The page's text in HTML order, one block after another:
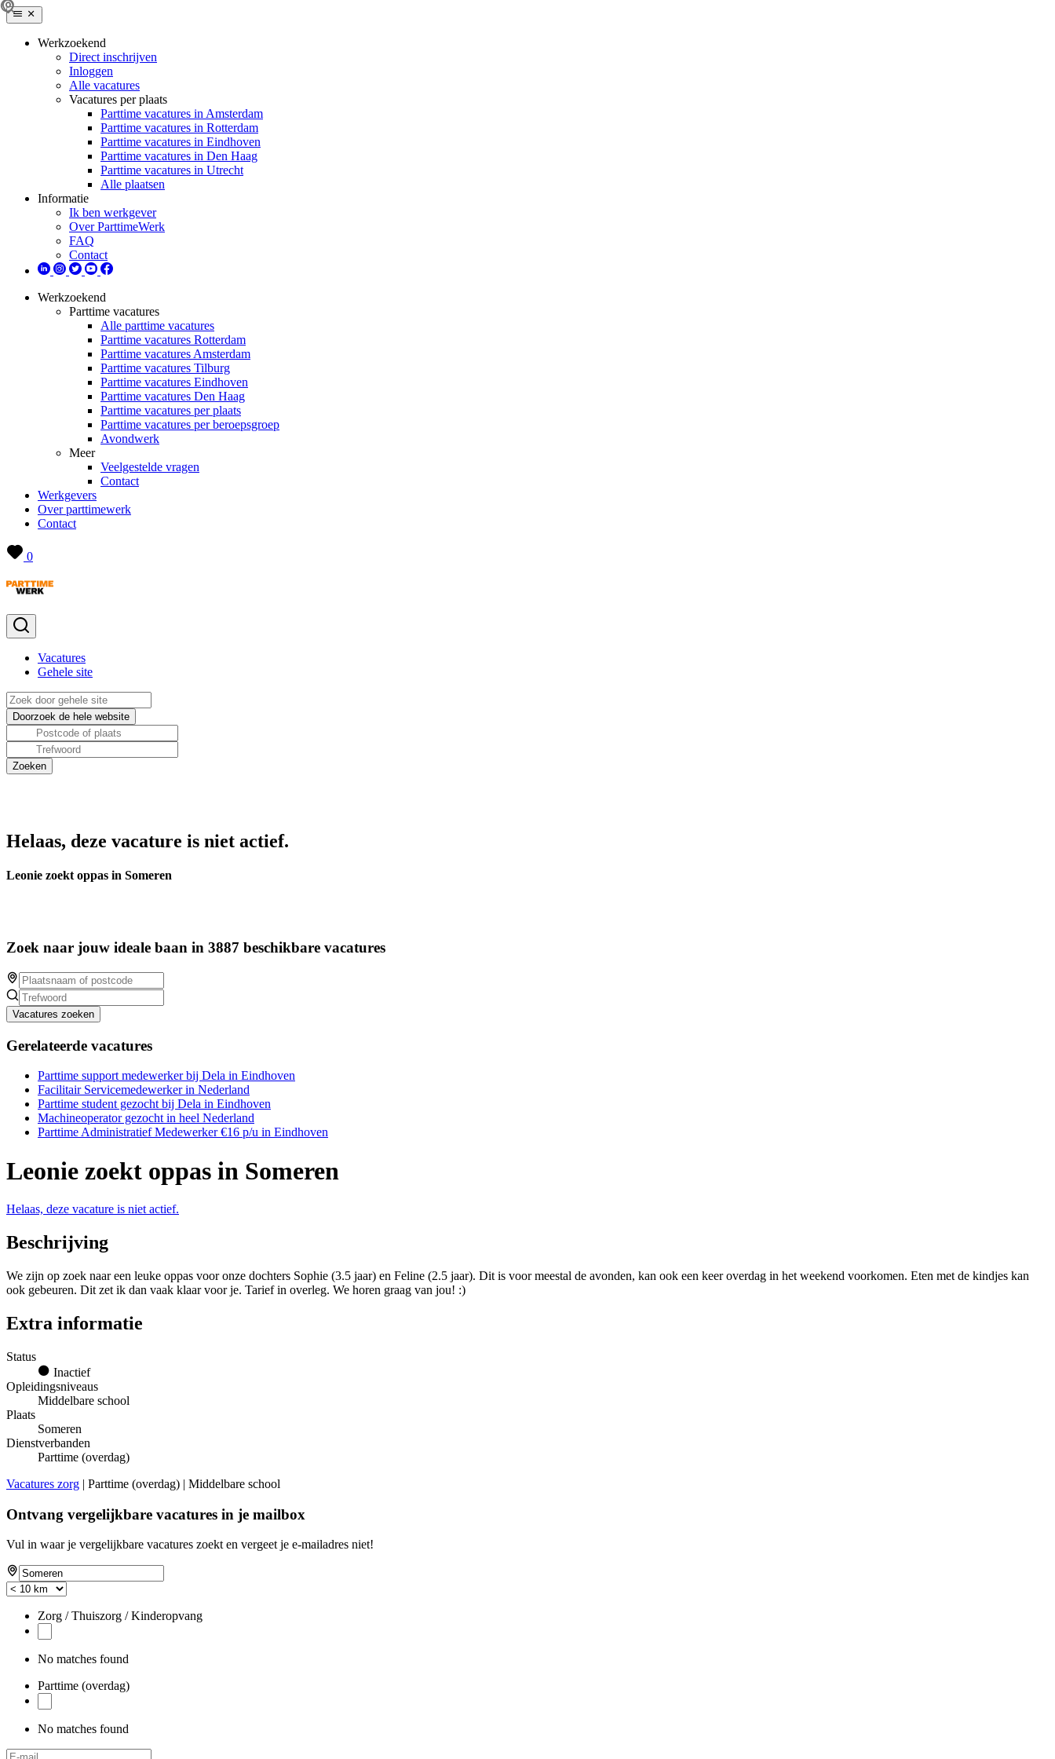
Werkzoekend
Direct inschrijven
Inloggen
Alle vacatures
Vacatures per plaats
Parttime vacatures in Amsterdam
Parttime vacatures in Rotterdam
Parttime vacatures in Eindhoven
Parttime vacatures in Den Haag
Parttime vacatures in Utrecht
Alle plaatsen
Informatie
Ik ben werkgever
Over ParttimeWerk
FAQ
Contact
Werkzoekend
Parttime vacatures
Alle parttime vacatures
Parttime vacatures Rotterdam
Parttime vacatures Amsterdam
Parttime vacatures Tilburg
Parttime vacatures Eindhoven
Parttime vacatures Den Haag
Parttime vacatures per plaats
Parttime vacatures per beroepsgroep
Avondwerk
Meer
Veelgestelde vragen
Contact
Werkgevers
Over parttimewerk
Contact
0
Vacatures
Gehele site
Helaas, deze vacature is niet actief.
Leonie zoekt oppas in Someren
Zoek naar jouw ideale baan in 3887 beschikbare vacatures
Vacatures zoeken
Gerelateerde vacatures
Parttime support medewerker bij Dela in Eindhoven
Facilitair Servicemedewerker in Nederland
Parttime student gezocht bij Dela in Eindhoven
Machineoperator gezocht in heel Nederland
Parttime Administratief Medewerker €16 p/u in Eindhoven
Leonie zoekt oppas in Someren
Helaas, deze vacature is niet actief.
Beschrijving
We zijn op zoek naar een leuke oppas voor onze dochters Sophie (3.5 jaar) en Feline (2.5 jaar). Dit is voor meestal de avonden, kan ook een keer overdag in het weekend voorkomen. Eten met de kindjes kan
ook gebeuren. Dit zet ik dan vaak klaar voor je. Tarief in overleg. We horen graag van jou! :)
Extra informatie
Status
Inactief
Opleidingsniveaus
Middelbare school
Plaats
Someren
Dienstverbanden
Parttime (overdag)
Vacatures zorg | Parttime (overdag) | Middelbare school
Ontvang vergelijkbare vacatures in je mailbox
Vul in waar je vergelijkbare vacatures zoekt en vergeet je e-mailadres niet!
Zorg / Thuiszorg / Kinderopvang
No matches found
Parttime (overdag)
No matches found